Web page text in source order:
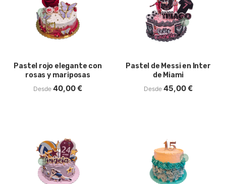
Pastel rojo elegante con
rosas y mariposas
Desde 40,00€
Pastel de Messi en Inter
de Miami
Desde 45,00€